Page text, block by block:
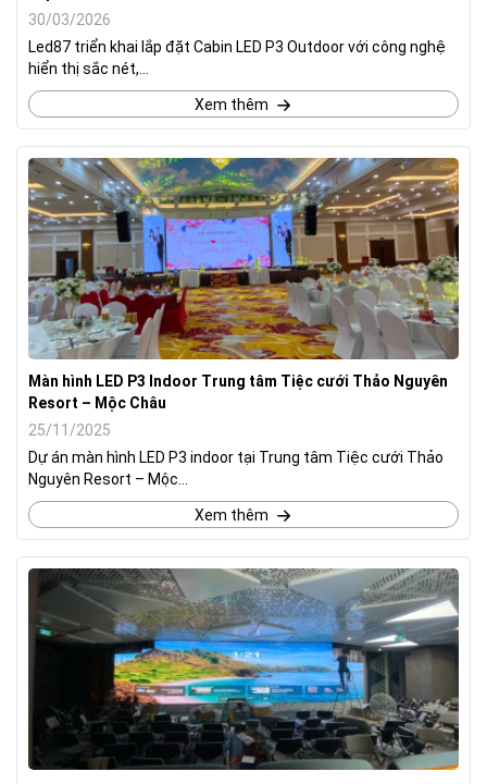
30/03/2026
Led87 triển khai lắp đặt Cabin LED P3 Outdoor với công nghệ
hiển thị sắc nét,...
Xem thêm
Màn hình LED P3 Indoor Trung tâm Tiệc cưới Thảo Nguyên
Resort – Mộc Châu
25/11/2025
Dự án màn hình LED P3 indoor tại Trung tâm Tiệc cưới Thảo
Nguyên Resort – Mộc...
Xem thêm